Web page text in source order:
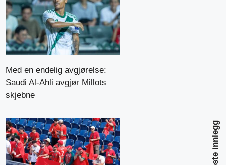
Neste innlegg
Med en endelig avgjørelse:
Saudi Al-Ahli avgjør Millots
skjebne